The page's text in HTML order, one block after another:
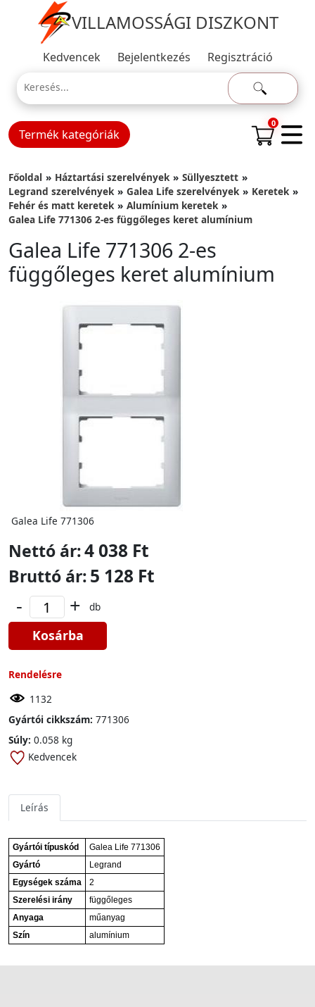
VILLAMOSSÁGI DISZKONT
Kedvencek Bejelentkezés Regisztráció
Termék kategóriák
0
Főoldal Háztartási szerelvények
Süllyesztett
Legrand szerelvények
Galea Life szerelvények
Keretek
Fehér és matt keretek
Alumínium keretek
Galea Life 771306 2-es függőleges keret alumínium
Galea Life 771306 2-es
függőleges keret alumínium
Galea Life 771306
Nettó ár:4 038 Ft
Bruttó ár:5 128 Ft
- + db
Kosárba
Rendelésre
1132
Gyártói cikkszám: 771306
Súly: 0.058 kg
Kedvencek
Leírás
Gyártói típuskód
Galea Life 771306
Gyártó
Legrand
Egységek száma
2
Szerelési irány
függőleges
Anyaga
műanyag
Szín
alumínium